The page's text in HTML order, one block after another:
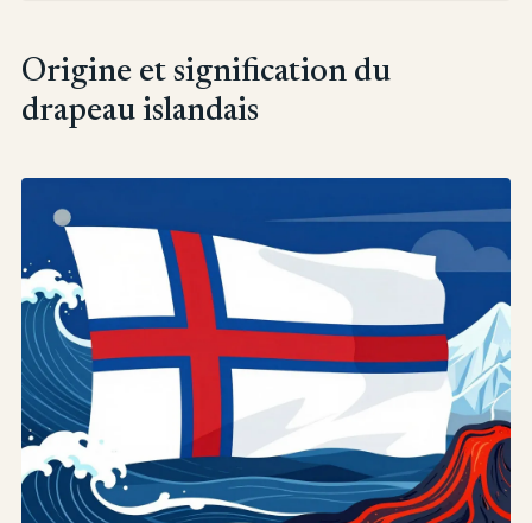
Origine et signification du
drapeau islandais